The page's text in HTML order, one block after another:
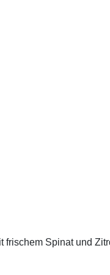
frischem Spinat und